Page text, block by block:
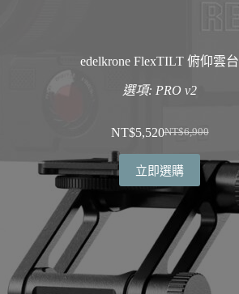
edelkrone FlexTILT 俯仰雲台
選項: PRO v2
NT$6,900
原
始
價
格：
NT$6,900。
NT$5,520目
前
價
格：
NT$5,520。
立即選購